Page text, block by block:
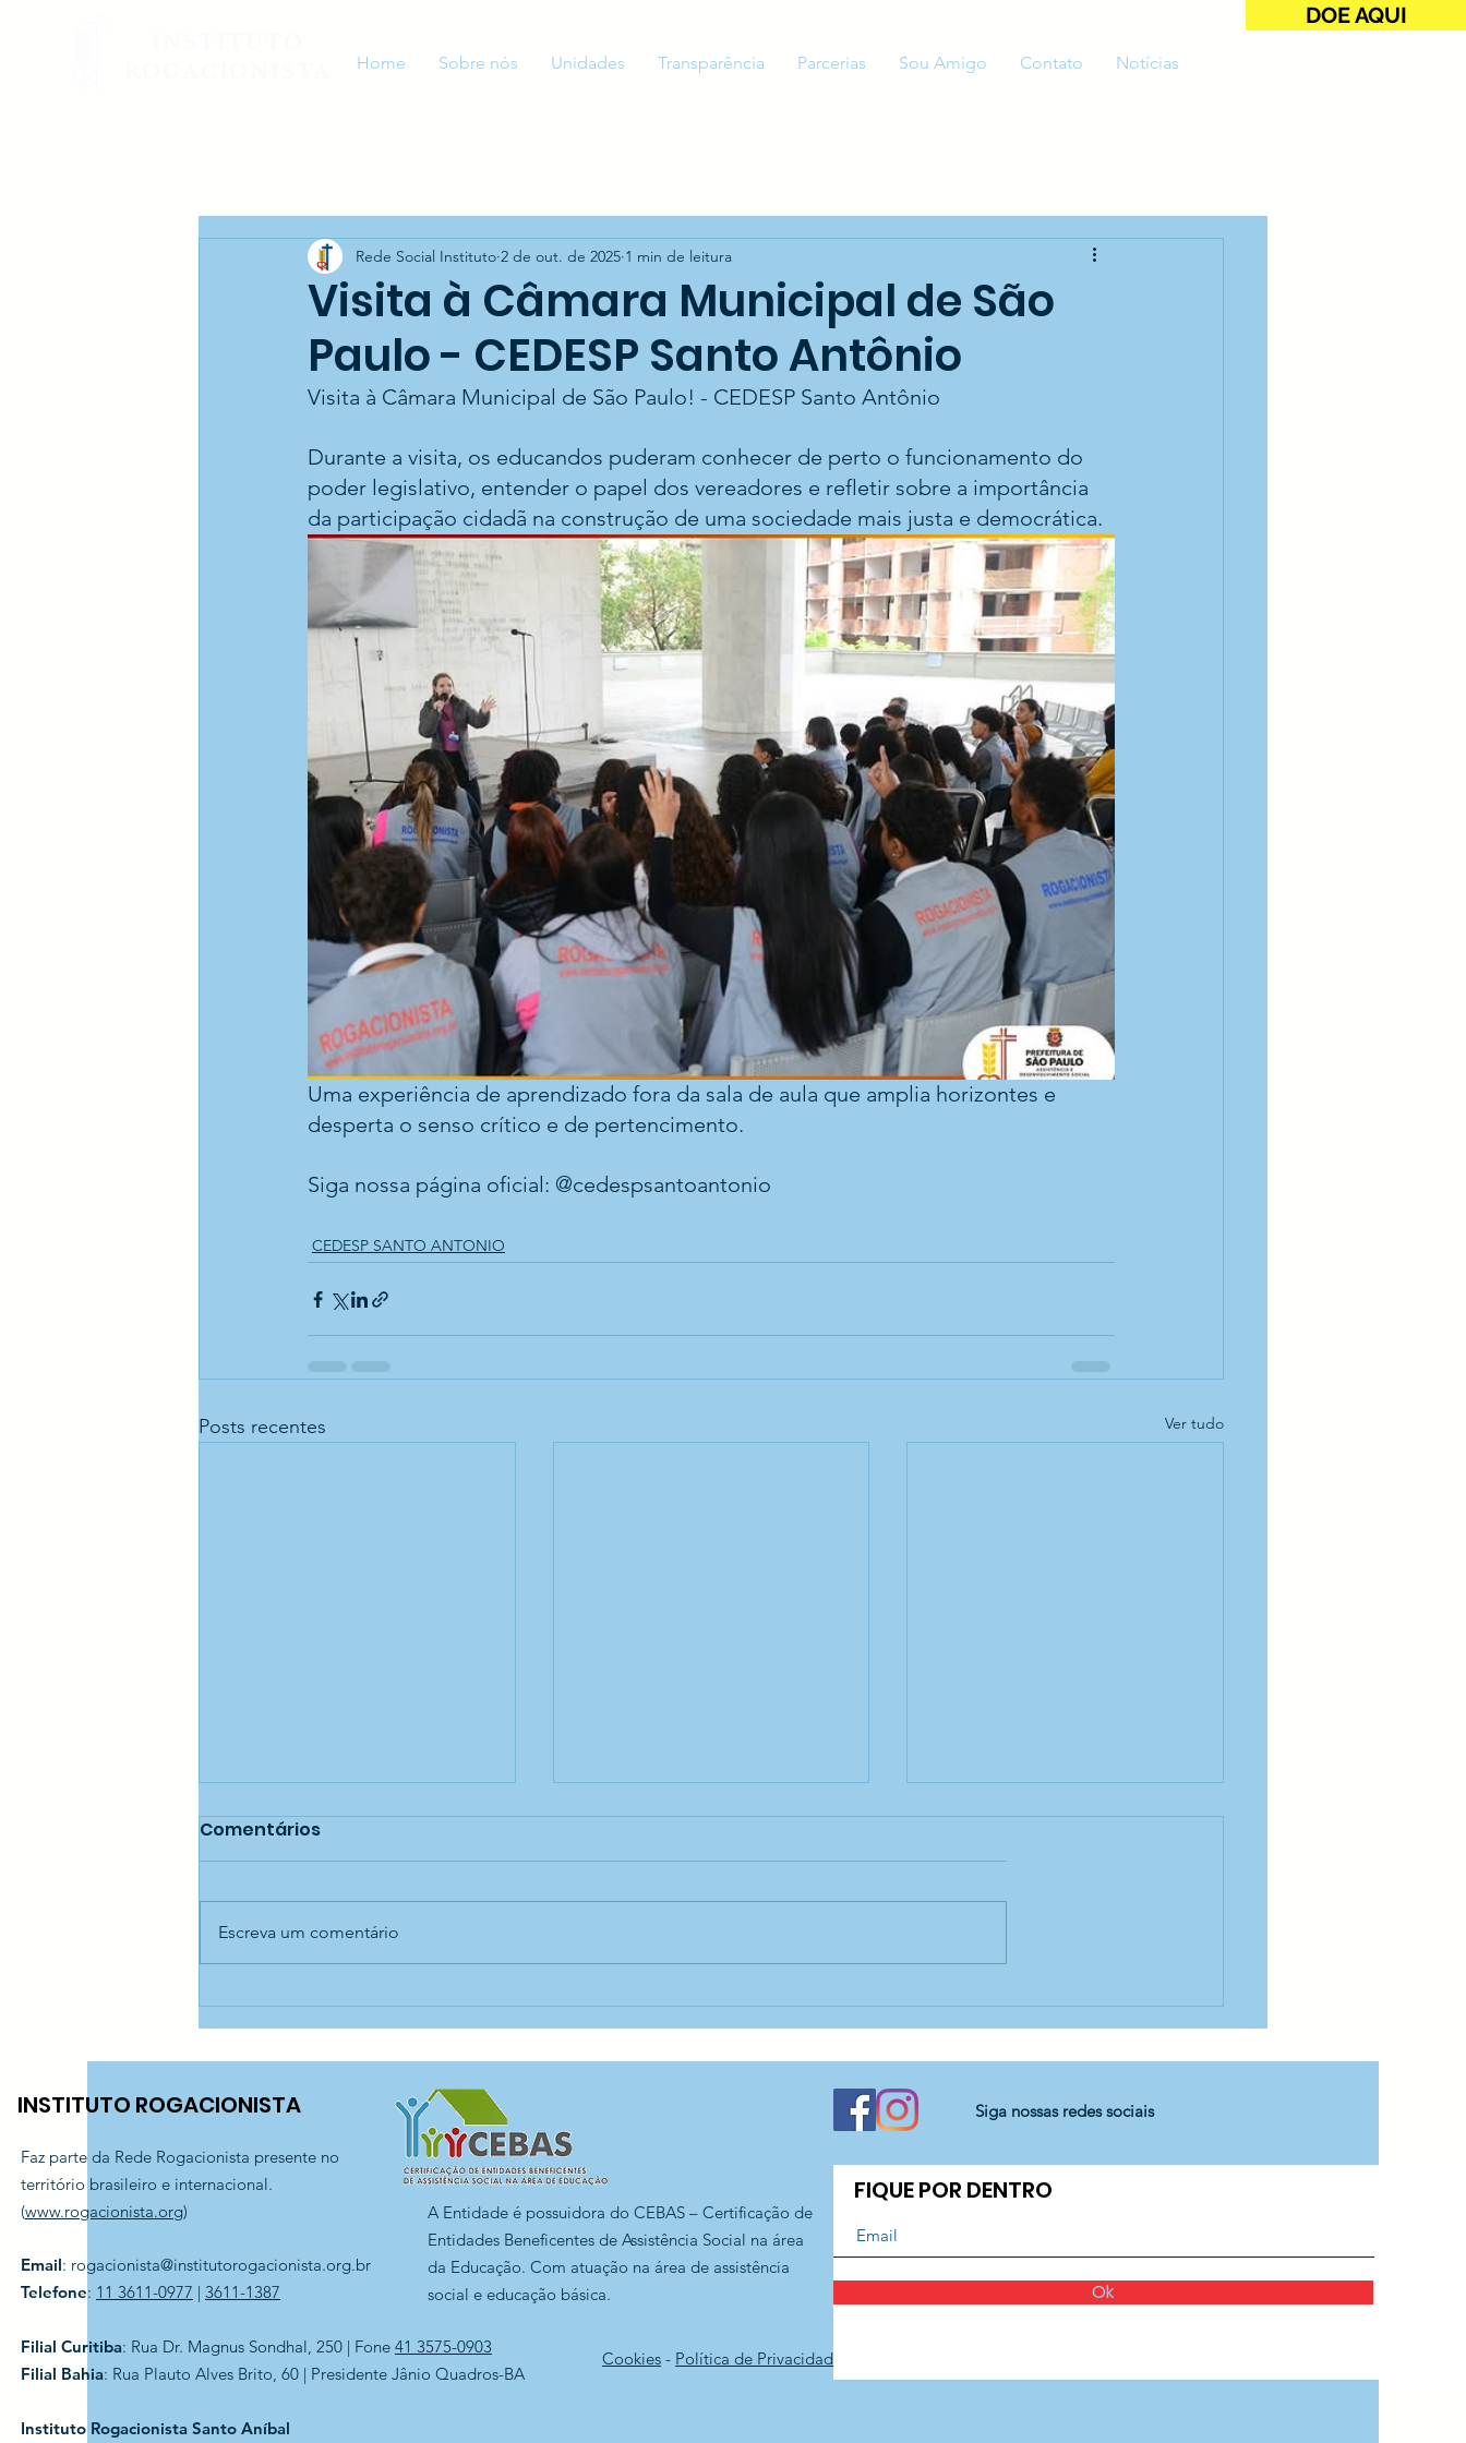
DOE AQUI
Home Sobre nós Unidades Transparência Parcerias Sou Amigo Contato Notícias
Visita à Câmara Municipal de São
Paulo - CEDESP Santo Antônio
Rede Social Instituto 2 de out. de 2025 1 min de leitura
Visita à Câmara Municipal de São Paulo! - CEDESP Santo Antônio
Durante a visita, os educandos puderam conhecer de perto o funcionamento do
poder legislativo, entender o papel dos vereadores e refletir sobre a importância
da participação cidadã na construção de uma sociedade mais justa e democrática.
Uma experiência de aprendizado fora da sala de aula que amplia horizontes e
desperta o senso crítico e de pertencimento.
Siga nossa página oficial: @cedespsantoantonio
CEDESP SANTO ANTONIO
Posts recentes Ver tudo
Cursos gratuitos com
certificado do SENAI —
CEDESP Santo Antônio
Início do segundo
semestre dos cursos —
CEDESP Santo Antônio
Formatura dos
educandos do CEDESP
Santo Antônio!
Comentários
Escreva um comentário
INSTITUTO ROGACIONISTA
Faz parte da Rede Rogacionista presente no
território brasileiro e internacional.
(www.rogacionista.org)
Email: rogacionista@institutorogacionista.org.br
Telefone: 11 3611-0977 | 3611-1387
Filial Curitiba: Rua Dr. Magnus Sondhal, 250 | Fone 41 3575-0903
Filial Bahia: Rua Plauto Alves Brito, 60 | Presidente Jânio Quadros-BA
Instituto Rogacionista Santo Aníbal
Cookies - Política de Privacidade
Siga nossas redes sociais
FIQUE POR DENTRO
Ok
A Entidade é possuidora do CEBAS – Certificação de
Entidades Beneficentes de Assistência Social na área
da Educação. Com atuação na área de assistência
social e educação básica.